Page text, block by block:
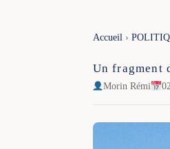
Accueil ›
Un fragment
Morin Rémi